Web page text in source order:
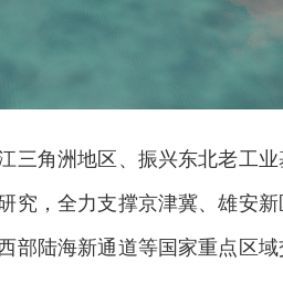
三角洲地区、振兴东北老工
究，全力支撑京津冀、雄安
部陆海新通道等国家重点区